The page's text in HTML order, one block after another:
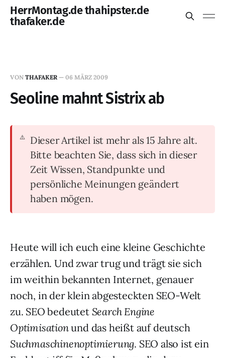
HerrMontag.de thahipster.de
thafaker.de
VON THAFAKER — 06 MÄRZ 2009
Seoline mahnt Sistrix ab
Dieser Artikel ist mehr als 15 Jahre alt.
Bitte beachten Sie, dass sich in dieser
Zeit Wissen, Standpunkte und
persönliche Meinungen geändert
haben mögen.
Heute will ich euch eine kleine Geschichte
erzählen. Und zwar trug und trägt sie sich
im weithin bekannten Internet, genauer
noch, in der klein abgesteckten SEO-Welt
zu. SEO bedeutet Search Engine
Optimisationund das heißt auf deutsch
Suchmaschinenoptimierung. SEO also ist ein